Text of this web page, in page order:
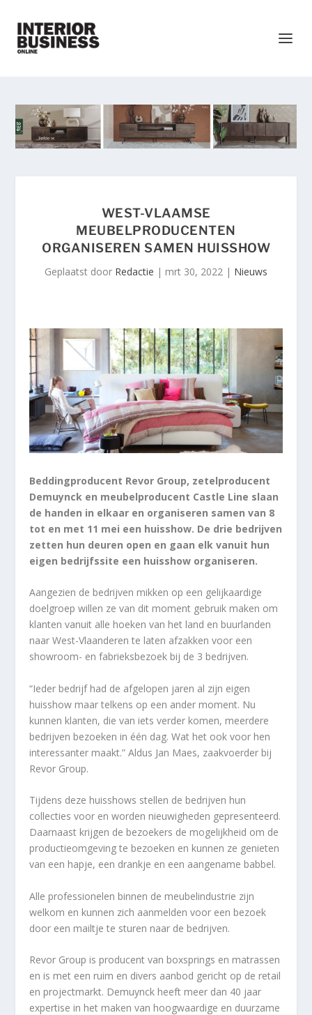
WEST-VLAAMSE
MEUBELPRODUCENTEN
ORGANISEREN SAMEN HUISSHOW
Geplaatst door Redactie | mrt 30, 2022 | Nieuws
Beddingproducent Revor Group, zetelproducent
Demuynck en meubelproducent Castle Line slaan
de handen in elkaar en organiseren samen van 8
tot en met 11 mei een huisshow. De drie bedrijven
zetten hun deuren open en gaan elk vanuit hun
eigen bedrijfssite een huisshow organiseren.
Aangezien de bedrijven mikken op een gelijkaardige
doelgroep willen ze van dit moment gebruik maken om
klanten vanuit alle hoeken van het land en buurlanden
naar West-Vlaanderen te laten afzakken voor een
showroom- en fabrieksbezoek bij de 3 bedrijven.
“Ieder bedrijf had de afgelopen jaren al zijn eigen
huisshow maar telkens op een ander moment. Nu
kunnen klanten, die van iets verder komen, meerdere
bedrijven bezoeken in één dag. Wat het ook voor hen
interessanter maakt.” Aldus Jan Maes, zaakvoerder bij
Revor Group.
Tijdens deze huisshows stellen de bedrijven hun
collecties voor en worden nieuwigheden gepresenteerd.
Daarnaast krijgen de bezoekers de mogelijkheid om de
productieomgeving te bezoeken en kunnen ze genieten
van een hapje, een drankje en een aangename babbel.
Alle professionelen binnen de meubelindustrie zijn
welkom en kunnen zich aanmelden voor een bezoek
door een mailtje te sturen naar de bedrijven.
Revor Group is producent van boxsprings en matrassen
en is met een ruim en divers aanbod gericht op de retail
en projectmarkt. Demuynck heeft meer dan 40 jaar
expertise in het maken van hoogwaardige en duurzame